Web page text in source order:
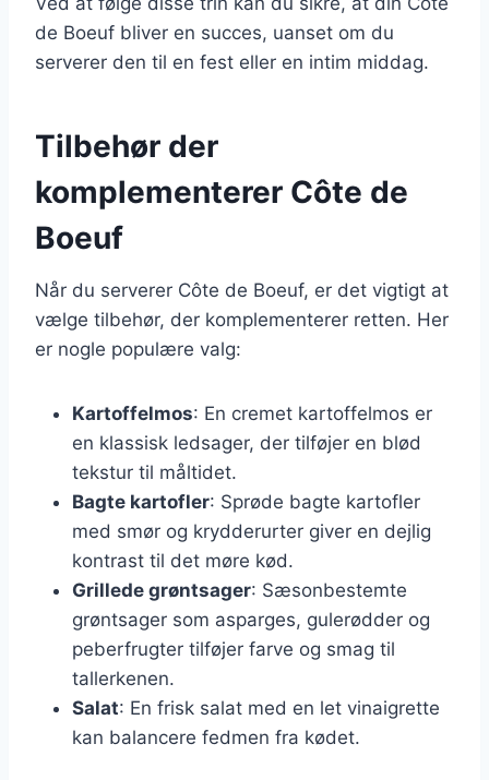
de Boeuf bliver en succes, uanset om du
serverer den til en fest eller en intim middag.
Tilbehør der
komplementerer Côte de
Boeuf
Når du serverer Côte de Boeuf, er det vigtigt at
vælge tilbehør, der komplementerer retten. Her
er nogle populære valg:
Kartoffelmos: En cremet kartoffelmos er
en klassisk ledsager, der tilføjer en blød
tekstur til måltidet.
Bagte kartofler: Sprøde bagte kartofler
med smør og krydderurter giver en dejlig
kontrast til det møre kød.
Grillede grøntsager: Sæsonbestemte
grøntsager som asparges, gulerødder og
peberfrugter tilføjer farve og smag til
tallerkenen.
Salat: En frisk salat med en let vinaigrette
kan balancere fedmen fra kødet.